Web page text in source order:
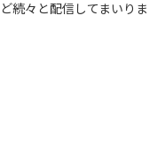
続々と配信してまいりま